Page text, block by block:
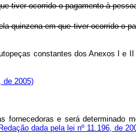
tiver ocorrido o pagamento à
quinzena em que tiver ocorrido o
constantes dos Anexos I e
de 2005)
e será determinado
dada pela lei nº 11.196, de